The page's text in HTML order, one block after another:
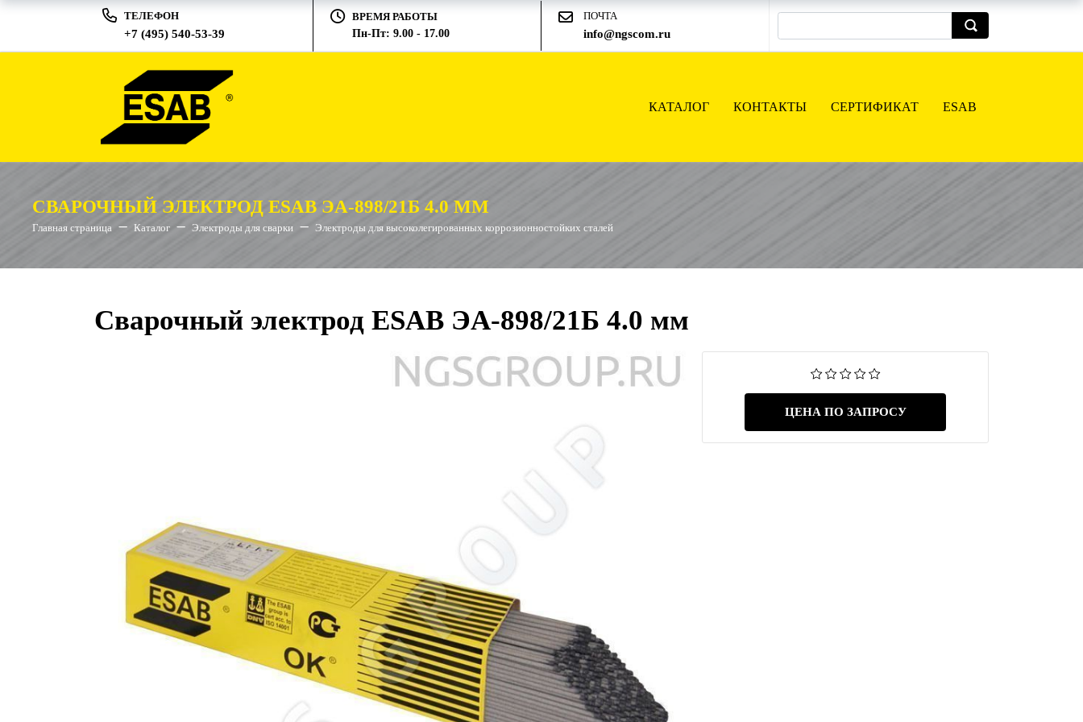
ТЕЛЕФОН
+7 (495) 540-53-39
ВРЕМЯ РАБОТЫ
Пн-Пт: 9.00 - 17.00
ПОЧТА
info@ngscom.ru
КАТАЛОГ КОНТАКТЫ СЕРТИФИКАТ ESAB
СВАРОЧНЫЙ ЭЛЕКТРОД ESAB ЭА-898/21Б 4.0 ММ
Главная страница Каталог Электроды для сварки Электроды для высоколегированных коррозионностойких сталей
Сварочный электрод ESAB ЭА-898/21Б 4.0 мм
ЦЕНА ПО ЗАПРОСУ